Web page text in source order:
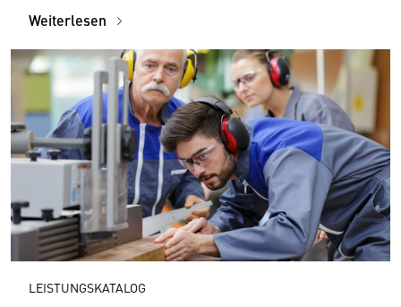
Weiterlesen
LEISTUNGSKATALOG